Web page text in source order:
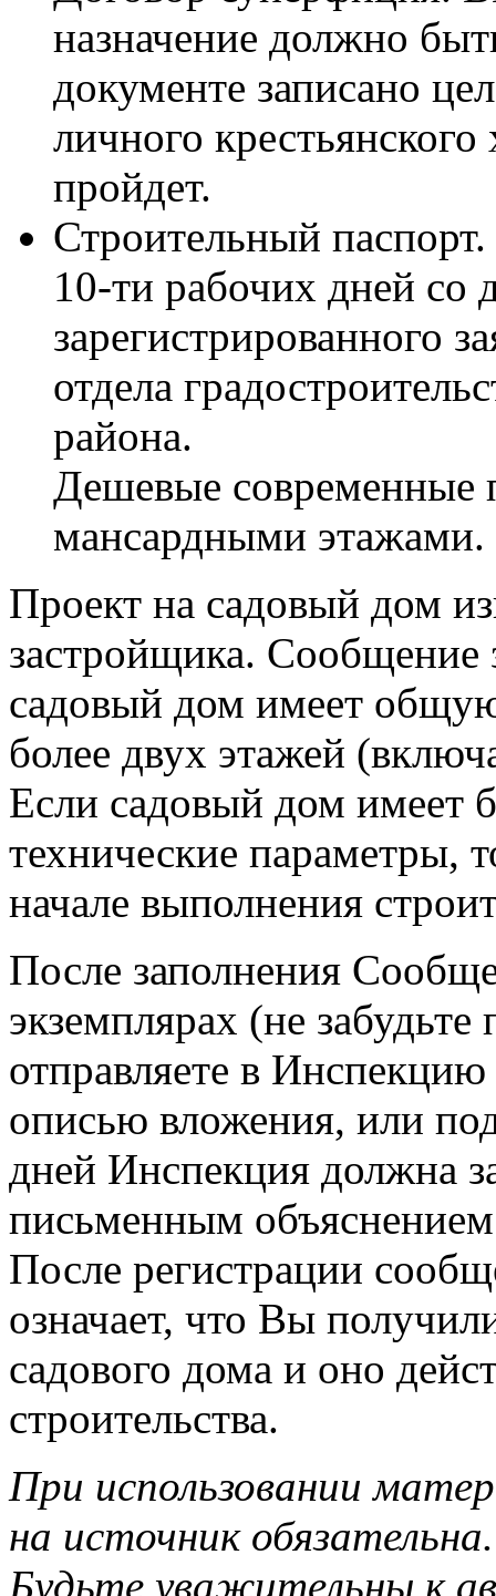
назначение должно
документе записано
личного крестьянского
пройдет.
Строительный
10-ти рабочих дней со
зарегистрированного
отдела
района.
Дешевые современные
мансардными этажами.
Проект на садовый дом
застройщика. Сообщение
садовый дом имеет
более двух этажей
Если садовый дом имеет
технические параметры,
начале выполнения
После заполнения
экземплярах (не
отправляете в
описью вложения, или
дней Инспекция должна
письменным
После регистрации
означает, что Вы
садового дома и оно
строительства.
При использовании
на источник обязательна.
Будьте уважительны к